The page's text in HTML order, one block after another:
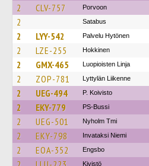
2 CLV-757 Porvoon
2 Satabus
2 LYY-542 Palvelu Hytönen
2 LZE-255 Hokkinen
2 GMX-465 Luopioisten Linja
2 ZOP-781 Lyttylän Liikenne
2 UEG-494 P. Koivisto
2 EKY-779 PS-Bussi
2 UEG-501 Nyholm Tmi
2 EKY-798 Invataksi Niemi
2 EOA-352 Engsbo
Kivistö